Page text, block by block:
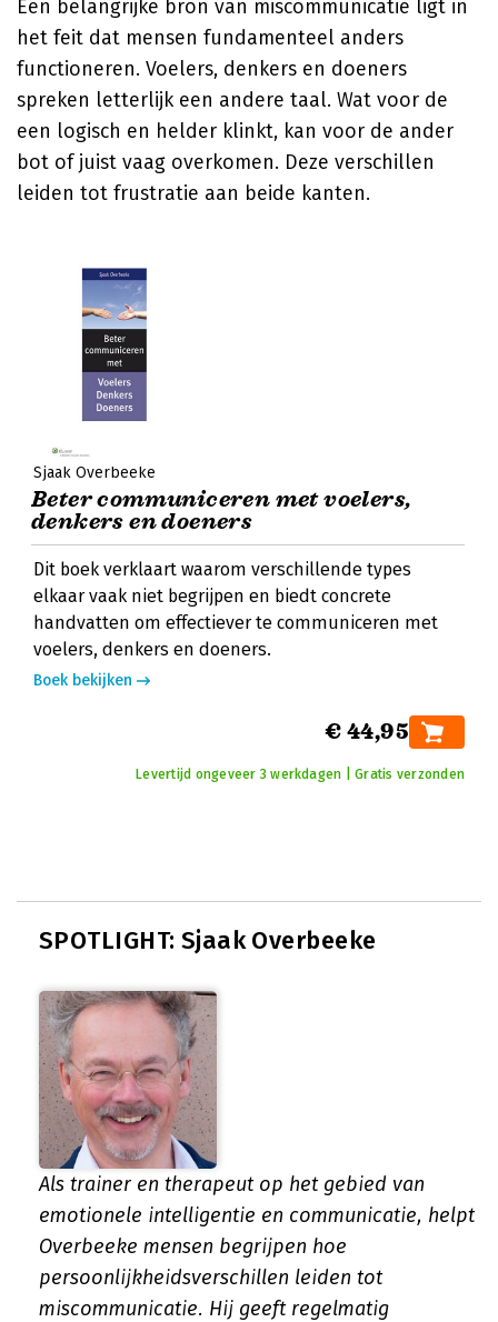
Een belangrijke bron van miscommunicatie ligt in
het feit dat mensen fundamenteel anders
functioneren. Voelers, denkers en doeners
spreken letterlijk een andere taal. Wat voor de
een logisch en helder klinkt, kan voor de ander
bot of juist vaag overkomen. Deze verschillen
leiden tot frustratie aan beide kanten.
Sjaak Overbeeke
Beter communiceren met voelers,
denkers en doeners
Dit boek verklaart waarom verschillende types
elkaar vaak niet begrijpen en biedt concrete
handvatten om effectiever te communiceren met
voelers, denkers en doeners.
Boek bekijken
€ 44,95
Levertijd ongeveer 3 werkdagen | Gratis verzonden
SPOTLIGHT: Sjaak Overbeeke
Als trainer en therapeut op het gebied van
emotionele intelligentie en communicatie, helpt
Overbeeke mensen begrijpen hoe
persoonlijkheidsverschillen leiden tot
miscommunicatie. Hij geeft regelmatig